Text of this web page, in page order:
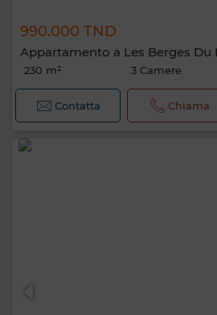
990.000 TND
Appartamento a Les Berges Du
230 m² 3 Camere
Contatta Chiama